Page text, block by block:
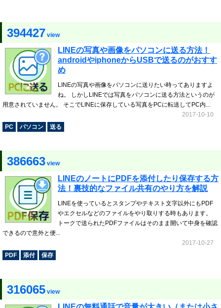
394427 view
LINEの写真や画像をパソコンに送る方法！
androidやiphoneからUSBで送るのがおすす
め
LINEの写真や画像をパソコンに送りたい時ってありますよ
ね。 しかしLINEでは写真をパソコンに送る方法というのが
用意されていません。 そこでLINEに保存している写真をPCに転送してPC内...
2017-10-10
PC
パソコン 送る
386663 view
LINEのノートにPDFを添付したり保存する方
法！裏技的なファイル共有のやり方を解説
LINEを使っているとスタンプやテキスト文字以外にもPDF
やエクセルなどのファイルをやり取りする時もあります。
トークで送られたPDFファイルはそのまま開いて中身を確認
できるので意外と便...
2017-10-27
PDF
添付 保存
316065 view